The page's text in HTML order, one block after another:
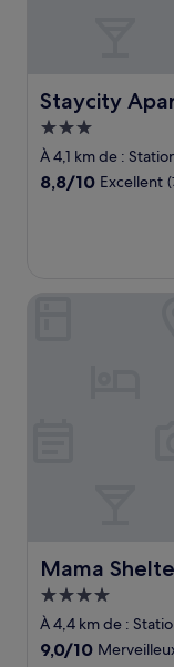
Staycity
Staycity
Hébergement
3.0 étoiles
À 4,1 km de :
8.8
8,8/10 Excellent
Mama
Mama Shelter
Hébergement
4.0 étoiles
À 4,4 km de :
9.0
9,0/10